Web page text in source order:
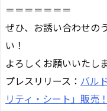
＝＝＝＝＝＝＝
ぜひ、お誘い合わせの
い！
よろしくお願いいたし
プレスリリース： バル
リティ・シート」販売